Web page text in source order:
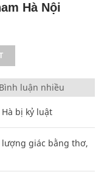
Hà Nội
Bình luận nhiều
bị kỷ luật
lượng giác bằng thơ,